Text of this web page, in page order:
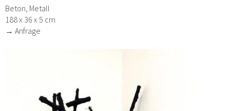
Beton, Metall
188 x 36 x 5 cm
→ Anfrage